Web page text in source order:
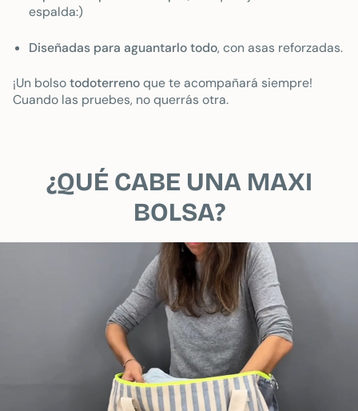
espalda:)
Diseñadas para aguantarlo todo, con asas reforzadas.
¡Un bolsotodoterrenoque te acompañará siempre!
Cuando las pruebes, no querrás otra.
¿QUÉ CABE UNA MAXI
BOLSA?